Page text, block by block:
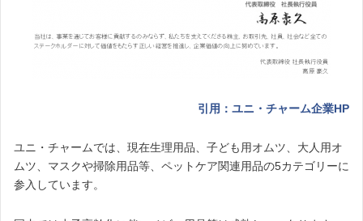
引用：ユニ・チャーム企業HP
ユニ・チャームでは、現在生理用品、子ども用オムツ、大人用オ
ムツ、マスクや掃除用品等、ペットケア関連用品の5カテゴリーに
参入しています。